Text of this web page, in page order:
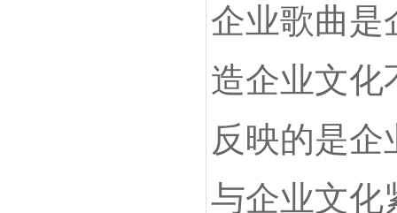
企业歌曲是
造企业文化
反映的是
与企业文化